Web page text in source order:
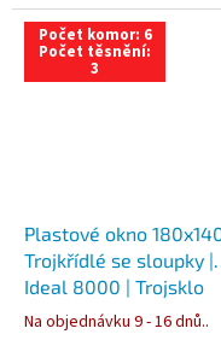
Počet komor: 6
Počet těsnění:
3
Plastové okno
Trojkřídlé se sloupky |
Ideal 8000 | Trojsklo
Na objednávku 9 - 16 dnů..